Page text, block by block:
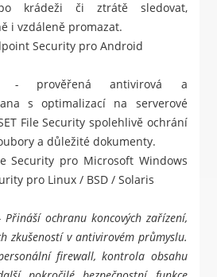
krádeži či ztrátě sledovat,
i vzdáleně promazat.
Security pro Android
- prověřená antivirová a
s optimalizací na serverové
File Security spolehlivě ochrání
a důležité dokumenty.
Security pro Microsoft Windows
pro Linux / BSD / Solaris
Přináší ochranu koncových zařízení,
zkušeností v antivirovém průmyslu.
firewall, kontrola obsahu